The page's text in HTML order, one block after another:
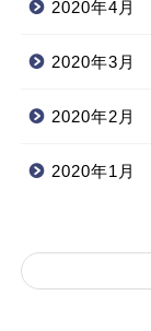
2020年4月
2020年3月
2020年2月
2020年1月